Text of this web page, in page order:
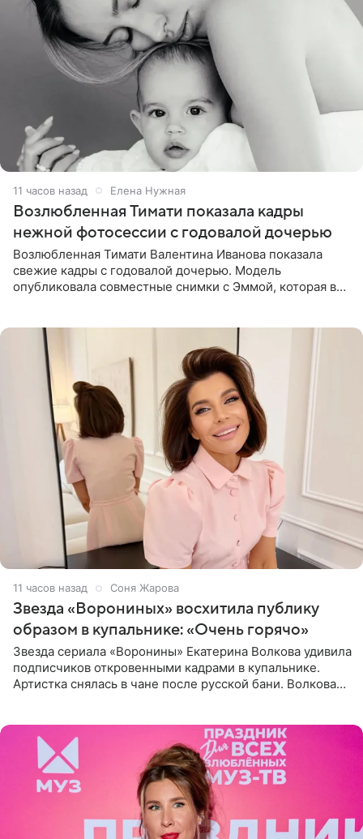
11 часов назад Елена Нужная
Возлюбленная Тимати показала кадры
нежной фотосессии с годовалой дочерью
Возлюбленная Тимати Валентина Иванова показала
свежие кадры с годовалой дочерью. Модель
опубликовала совместные снимки с Эммой, которая в
11 часов назад Соня Жарова
Звезда «Ворониных» восхитила публику
образом в купальнике: «Очень горячо»
Звезда сериала «Воронины» Екатерина Волкова удивила
подписчиков откровенными кадрами в купальнике.
Артистка снялась в чане после русской бани. Волкова